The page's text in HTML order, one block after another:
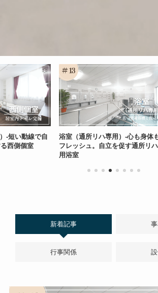
-短い動線で自
西側個室
浴室（通所リハ専用）-心も身体
フレッシュ。自立を促す通所リ
用浴室
新着記事
行事関係